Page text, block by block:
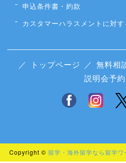
申込条件書・約款
カスタマーハラスメントに対
／ トップページ ／ 無料相
説明会予約
Copyright © 留学・海外留学なら留学ワ